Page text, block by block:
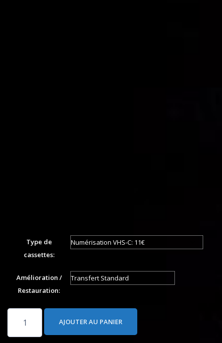
Type de
cassettes:
Amélioration /
Restauration:
Transfert
AJOUTER AU PANIER